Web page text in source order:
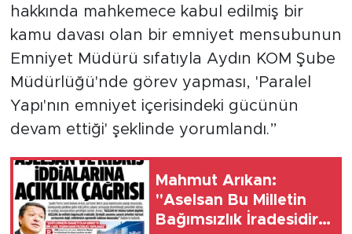
hakkında mahkemece kabul edilmiş bir
kamu davası olan bir emniyet mensubunun
Emniyet Müdürü sıfatıyla Aydın KOM Şube
Müdürlüğü'nde görev yapması, 'Paralel
Yapı'nın emniyet içerisindeki gücünün
devam ettiği' şeklinde yorumlandı.”
Mahmut Arıkan:
"Aselsan Bu Milletin
Bağımsızlık İradesidir!